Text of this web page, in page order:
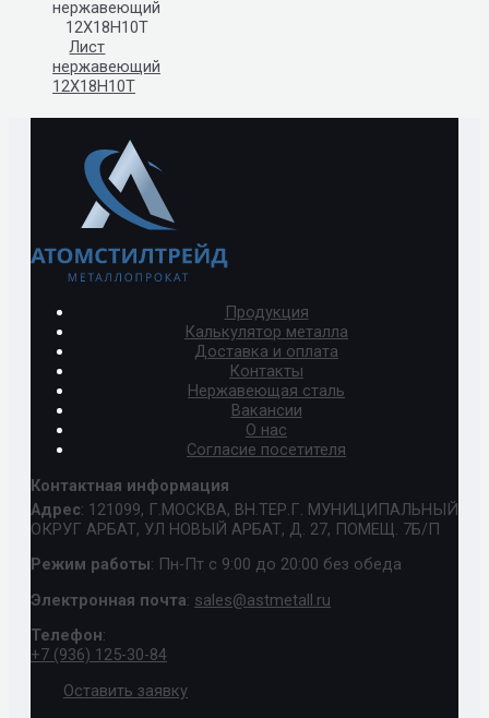
Лист
нержавеющий
12Х18Н10Т
Продукция
Калькулятор металла
Доставка и оплата
Контакты
Нержавеющая сталь
Вакансии
О нас
Согласие посетителя
Контактная информация
Адрес: 121099, Г.МОСКВА, ВН.ТЕР.Г. МУНИЦИПАЛЬНЫЙ
ОКРУГ АРБАТ, УЛ НОВЫЙ АРБАТ, Д. 27, ПОМЕЩ. 7Б/П
Режим работы: Пн-Пт с 9:00 до 20:00 без обеда
Электронная почта: sales@astmetall.ru
Телефон:
+7 (936) 125-30-84
Оставить заявку